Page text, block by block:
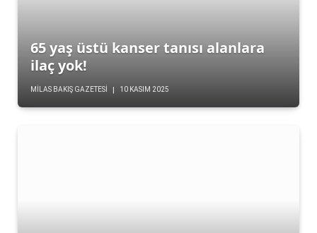
65 yaş üstü kanser tanısı alanlara
ilaç yok!
MILAS BAKIŞ GAZETESI 10 KASIM 2025